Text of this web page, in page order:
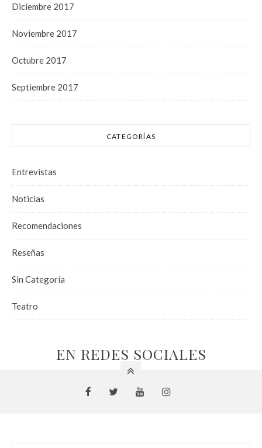
Diciembre 2017
Noviembre 2017
Octubre 2017
Septiembre 2017
CATEGORÍAS
Entrevistas
Noticias
Recomendaciones
Reseñas
Sin Categoría
Teatro
EN REDES SOCIALES